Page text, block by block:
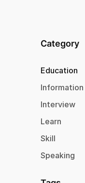
Category
Education
Information
Interview
Learn
Skill
Speaking